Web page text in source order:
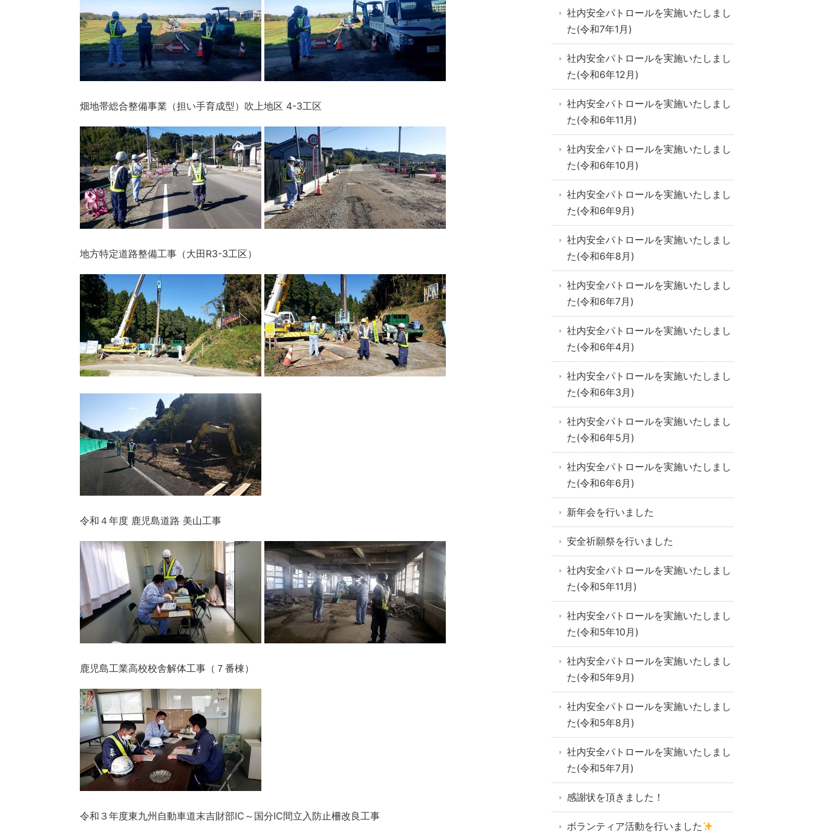
畑地帯総合整備事業（担い手育成型）吹上地区 4-3工区
地方特定道路整備工事（大田R3-3工区）
令和４年度 鹿児島道路 美山工事
鹿児島工業高校校舎解体工事（７番棟）
令和３年度東九州自動車道末吉財部IC～国分IC間立入防止柵改良工事
社内安全パトロールを実施いたしまし
た(令和7年1月)
社内安全パトロールを実施いたしまし
た(令和6年12月)
社内安全パトロールを実施いたしまし
た(令和6年11月)
社内安全パトロールを実施いたしまし
た(令和6年10月)
社内安全パトロールを実施いたしまし
た(令和6年9月)
社内安全パトロールを実施いたしまし
た(令和6年8月)
社内安全パトロールを実施いたしまし
た(令和6年7月)
社内安全パトロールを実施いたしまし
た(令和6年4月)
社内安全パトロールを実施いたしまし
た(令和6年3月)
社内安全パトロールを実施いたしまし
た(令和6年5月)
社内安全パトロールを実施いたしまし
た(令和6年6月)
新年会を行いました
安全祈願祭を行いました
社内安全パトロールを実施いたしまし
た(令和5年11月)
社内安全パトロールを実施いたしまし
た(令和5年10月)
社内安全パトロールを実施いたしまし
た(令和5年9月)
社内安全パトロールを実施いたしまし
た(令和5年8月)
社内安全パトロールを実施いたしまし
た(令和5年7月)
感謝状を頂きました！
ボランティア活動を行いました